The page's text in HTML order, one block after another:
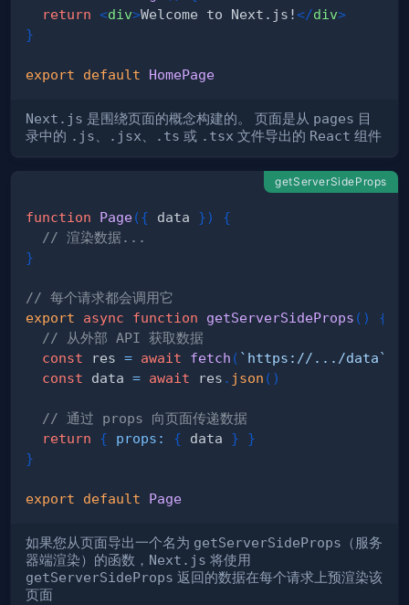
return <div>Welcome to Next.js!</div>
}
export default HomePage
Next.js 是围绕页面的概念构建的。 页面是从 pages 目
录中的 .js、 .jsx、 .ts 或 .tsx 文件导出的 React 组件
getServerSideProps
function Page({ data })
{
// 渲染数据...
}
// 每个请求都会调用它
export
async function getServerSideProps ( )
{
// 从外部 API 获取数据
const res = await fetch ( ` https://.../data`
const data = await res . json ( )
// 通过 props 向页面传递数据
return
{ props : { data }
}
}
export default Page
如果您从页面导出一个名为 getServerSideProps （服务
器端渲染）的函数， Next.js 将使用
getServerSideProps 返回的数据在每个请求上预渲染该
页面